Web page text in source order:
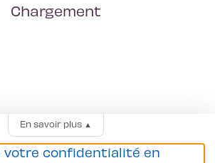
Chargement
En savoir plus▲
votre confidentialité en